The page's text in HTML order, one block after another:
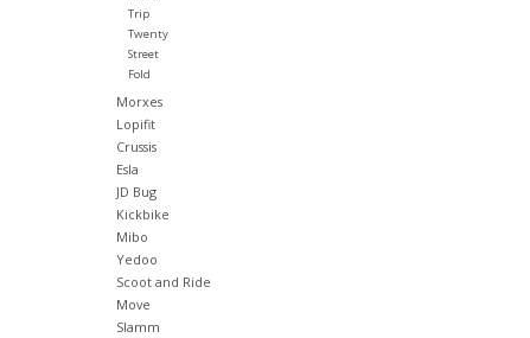
Trip
Twenty
Street
Fold
Morxes
Lopifit
Crussis
Esla
JD Bug
Kickbike
Mibo
Yedoo
Scoot and Ride
Move
Slamm